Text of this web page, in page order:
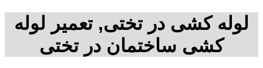
لوله کشی در تختی, تعمیر لوله
کشی ساختمان در تختی